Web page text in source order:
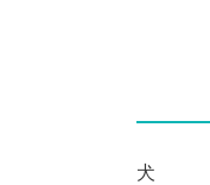
犬